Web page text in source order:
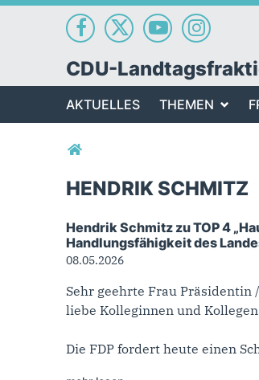
CDU-
AKTUELLES THEMEN
Sie sind hier
HENDRIK SCHMITZ
Hendrik Schmitz
Hendrik Schmitz zu TOP 4
Handlungsfähigkeit des
08.05.2026
Sehr geehrte Frau
liebe Kolleginnen und
Die FDP fordert heute einen